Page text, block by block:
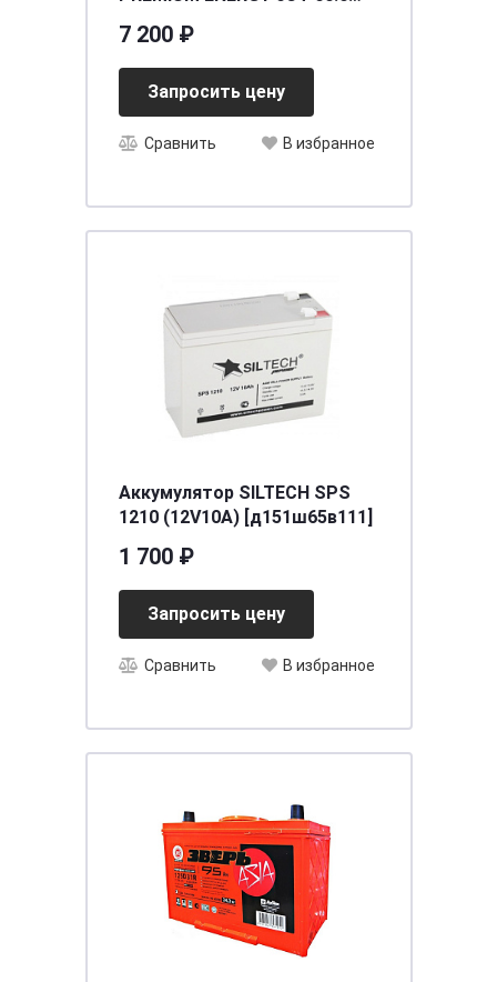
7 200 ₽
Запросить цену
Сравнить В избранное
Аккумулятор SILTECH SPS
1210 (12V10A) [д151ш65в111]
1 700 ₽
Запросить цену
Сравнить В избранное